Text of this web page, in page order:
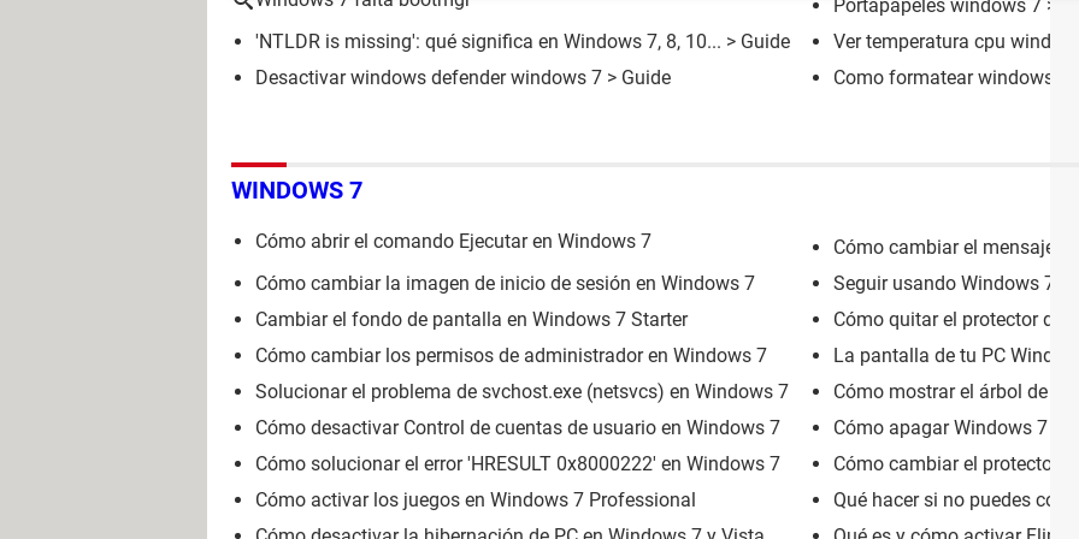
Portapapeles windows 7 >
'NTLDR is missing': qué significa en Windows 7, 8, 10... > Guide Ver temperatura cpu windows
Desactivar windows defender windows 7 > Guide Como formatear windows 7
WINDOWS 7
Cómo abrir el comando Ejecutar en Windows 7
Cómo cambiar el mensaje
Cómo cambiar la imagen de inicio de sesión en Windows 7
Seguir usando Windows 7
Cambiar el fondo de pantalla en Windows 7 Starter
Cómo quitar el protector de
Cómo cambiar los permisos de administrador en Windows 7
La pantalla de tu PC
Solucionar el problema de svchost.exe (netsvcs) en Windows 7
Cómo mostrar el árbol de
Cómo desactivar Control de cuentas de usuario en Windows 7
Cómo apagar Windows 7
Cómo solucionar el error 'HRESULT 0x8000222' en Windows 7
Cómo cambiar el protector
Cómo activar los juegos en Windows 7 Professional
Qué hacer si no puedes